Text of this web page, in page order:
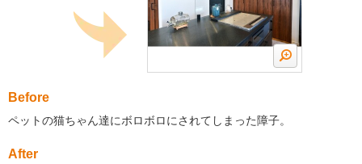
Before
ペットの猫ちゃん達にボロボロにされてしまった障子。
After